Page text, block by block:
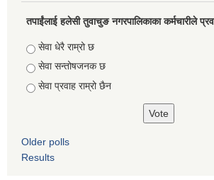
तपाईंलाई हलेसी तुवाचुङ नगरपालिकाका कर्मचारीले
Choices
सेवा धेरै राम्रो छ
सेवा सन्तोषजनक छ
सेवा प्रवाह राम्रो छैन
Older polls
Results